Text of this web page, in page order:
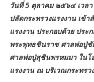
วันที่ 5 ตุลาคม ๒๕๖๔ เวลา
ปลัดกระทรวงแรงงาน เข้
แรงงาน ประกอบด้วย ประ
พระพุทธชินราช ศาลพ่อปู่ชั
ศาลพ่อปู่สุชินพรหมมา ในโ
แรงงาน ณ บริเวณกระทรว